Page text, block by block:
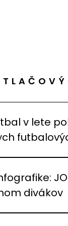
v lete
divákov